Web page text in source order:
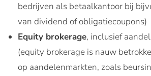
bedrijven als betaalkantoor bij
van dividend of obligatiecoupons)
Equity brokerage, inclusief
(equity brokerage is nauw
op aandelenmarkten, zoals